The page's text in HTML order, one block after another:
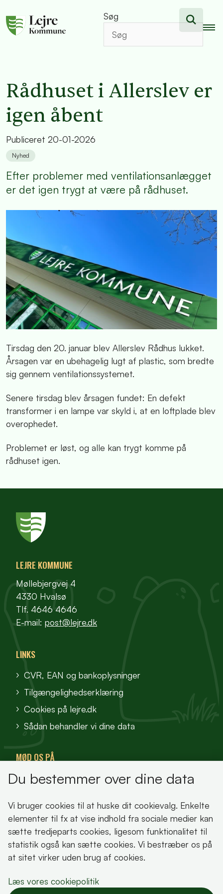
Søg
Rådhuset i Allerslev er
igen åbent
Publiceret 20-01-2026
Nyhed
Efter problemer med ventilationsanlægget
er det igen trygt at være på rådhuset.
Tirsdag den 20. januar blev Allerslev Rådhus lukket.
Årsagen var en ubehagelig lugt af plastic, som bredte
sig gennem ventilationssystemet.
Senere tirsdag blev årsagen fundet: En defekt
transformer i en lampe var skyld i, at en loftplade blev
overophedet.
Problemet er løst, og alle kan trygt komme på
rådhuset igen.
LEJRE KOMMUNE
Møllebjergvej 4
4330 Hvalsø
Tlf. 4646 4646
E-mail: post@lejre.dk
LINKS
CVR, EAN og bankoplysninger
Tilgængelighedserklæring
Cookies på lejre.dk
Sådan behandler vi dine data
MØD OS PÅ
VisitFjordlandet
Oplev Lejre
Du bestemmer over dine data
Vi bruger cookies til at huske dit cookievalg. Enkelte
elementer til fx at vise indhold fra sociale medier kan
sætte tredjeparts cookies, ligesom funktionalitet til
statistik også kan sætte cookies. Vi bestræber os på
at sitet virker uden brug af cookies.
Læs vores cookiepolitik